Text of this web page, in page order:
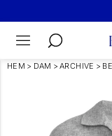
HEM > DAM > ARCHIVE >